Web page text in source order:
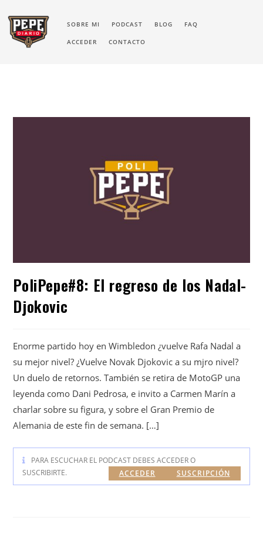
SOBRE MI PODCAST BLOG FAQ
ACCEDER CONTACTO
PoliPepe#8: El regreso de los Nadal-
Djokovic
Enorme partido hoy en Wimbledon ¿vuelve Rafa Nadal a
su mejor nivel? ¿Vuelve Novak Djokovic a su mjro nivel?
Un duelo de retornos. También se retira de MotoGP una
leyenda como Dani Pedrosa, e invito a Carmen Marín a
charlar sobre su figura, y sobre el Gran Premio de
Alemania de este fin de semana. […]
PARA ESCUCHAR EL PODCAST DEBES ACCEDER O
SUSCRIBIRTE.
SUSCRIPCIÓN
ACCEDER